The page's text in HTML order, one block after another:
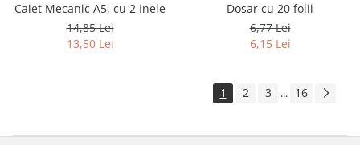
Caiet Mecanic A5, cu 2 Inele
14,85 Lei
13,50 Lei
Dosar cu 20 folii
6,77 Lei
6,15 Lei
1 2 3 ... 16